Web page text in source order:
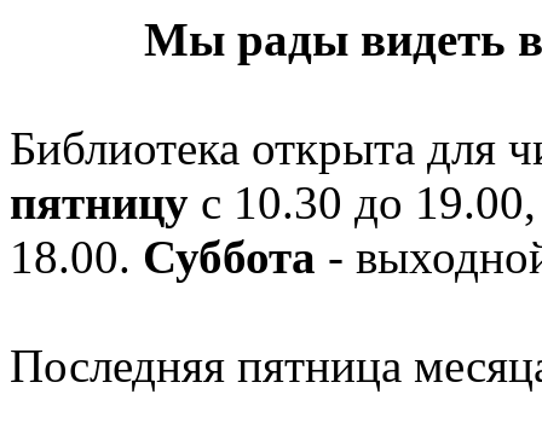
Мы рады видеть
Библиотека открыта для
пятницу с 10.30 до
18.00. Суббота -
Последняя пятница